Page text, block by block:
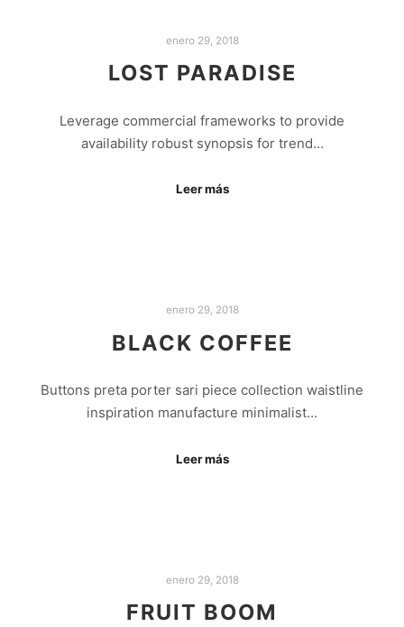
enero 29, 2018
LOST PARADISE
Leverage commercial frameworks to provide
availability robust synopsis for trend…
Leer más
enero 29, 2018
BLACK COFFEE
Buttons preta porter sari piece collection waistline
inspiration manufacture minimalist…
Leer más
enero 29, 2018
FRUIT BOOM